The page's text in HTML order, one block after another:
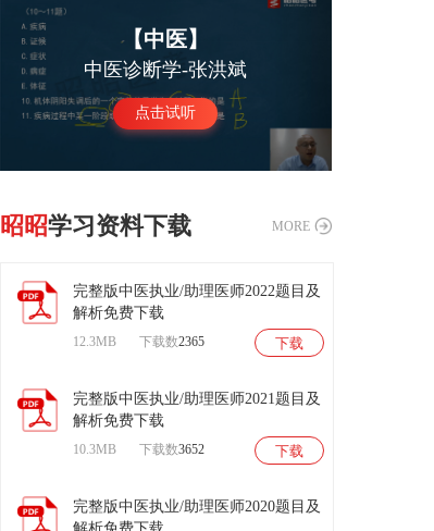
【中医】
中医诊断学-张洪斌
点击试听
后
进
入
听
昭昭学习资料下载 MORE
完整版中医执业/助理医师2022题目及
解析免费下载
12.3MB 下载数2365 下载
完整版中医执业/助理医师2021题目及
解析免费下载
10.3MB 下载数3652 下载
完整版中医执业/助理医师2020题目及